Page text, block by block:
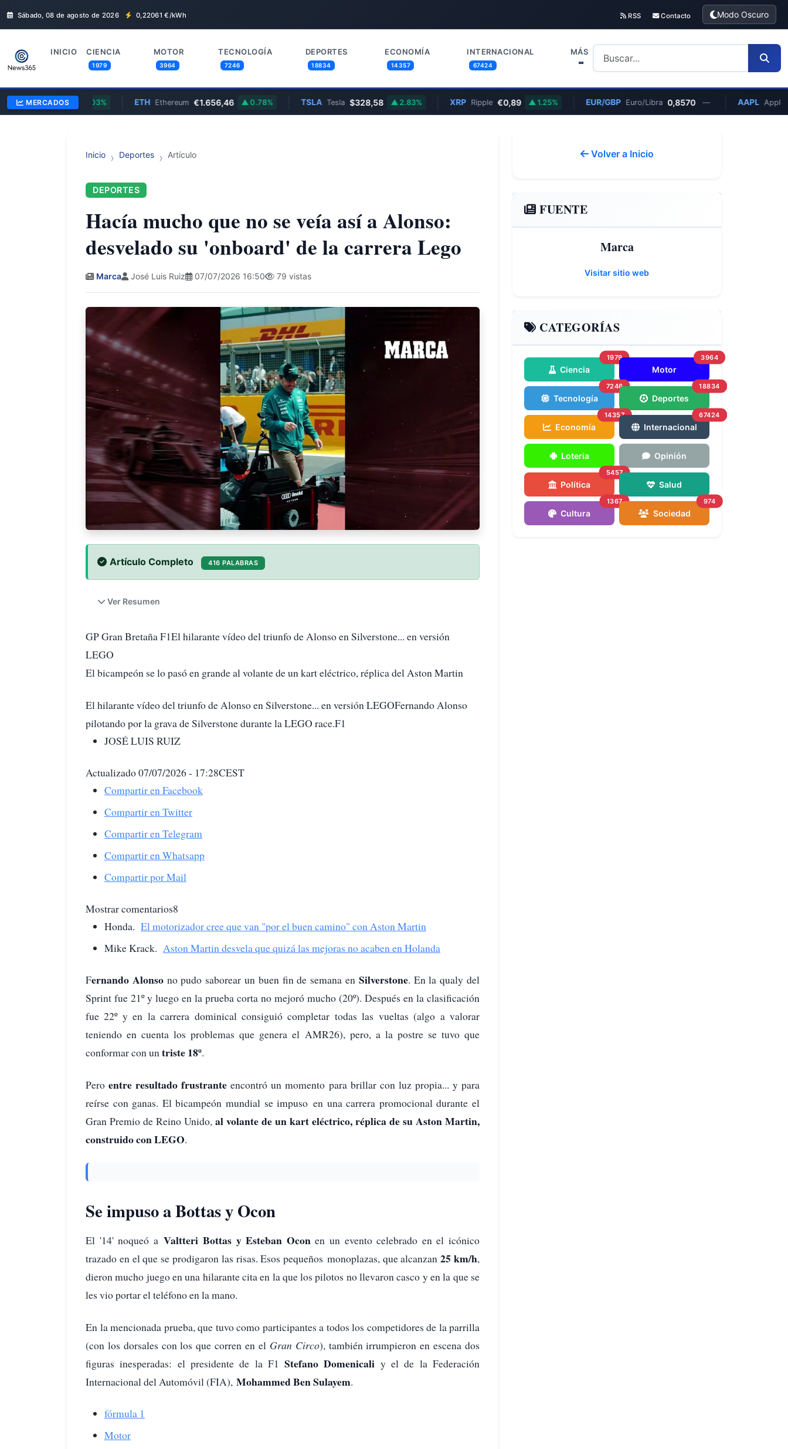
Sábado, 08 de agosto de 2026 0,22061 €/kWh RSS Contacto Modo Oscuro
INICIO CIENCIA
1979
MOTOR
3964
TECNOLOGÍA
7246
DEPORTES
18834
ECONOMÍA
14357
INTERNACIONAL
67424
MÁS
MERCADOS
$499,99 0.03% Ethereum €1.656,46 0.78% Tesla $328,58 2.83% Ripple €0,89 1.25% EUR/GBP Euro/Libra 0,8570 — Apple
Inicio Deportes Artículo
DEPORTES
Hacía mucho que no se veía así a Alonso:
desvelado su 'onboard' de la carrera Lego
Marca José Luis Ruiz 07/07/2026 16:50 79 vistas
Artículo Completo 416 PALABRAS
Ver Resumen
GP Gran Bretaña F1El hilarante vídeo del triunfo de Alonso en Silverstone... en versión
LEGO
El bicampeón se lo pasó en grande al volante de un kart eléctrico, réplica del Aston Martin
El hilarante vídeo del triunfo de Alonso en Silverstone... en versión LEGOFernando Alonso
pilotando por la grava de Silverstone durante la LEGO race.F1
JOSÉ LUIS RUIZ
Actualizado 07/07/2026 - 17:28CEST
Compartir en Facebook
Compartir en Twitter
Compartir en Telegram
Compartir en Whatsapp
Compartir por Mail
Mostrar comentarios8
Honda. El motorizador cree que van "por el buen camino" con Aston Martin
Mike Krack. Aston Martin desvela que quizá las mejoras no acaben en Holanda
Fernando Alonsono pudo saborear un buen fin de semana en Silverstone. En la qualy del
Sprint fue 21º y luego en la prueba corta no mejoró mucho (20º). Después en la clasificación
fue 22º y en la carrera dominical consiguió completar todas las vueltas (algo a valorar
teniendo en cuenta los problemas que genera el AMR26), pero, a la postre se tuvo que
conformar con untriste 18º.
Peroentre resultado frustrante encontró un momento para brillar con luz propia... y para
reírse con ganas. El bicampeón mundial se impuso en una carrera promocional durante el
Gran Premio de Reino Unido, al volante de un kart eléctrico, réplica de su Aston Martin,
construido con LEGO.
Se impuso a Bottas y Ocon
El '14' noqueó aValtteri Bottas y Esteban Oconen un evento celebrado en el icónico
trazado en el que se prodigaron las risas. Esos pequeños monoplazas, que alcanzan25 km/h,
dieron mucho juego en una hilarante cita en la que los pilotos no llevaron casco y en la que se
les vio portar el teléfono en la mano.
En la mencionada prueba, que tuvo como participantes a todos los competidores de la parrilla
(con los dorsales con los que corren en el Gran Circo), también irrumpieron en escena dos
figuras inesperadas: el presidente de la F1Stefano Domenicali y el de la Federación
Internacional del Automóvil (FIA), Mohammed Ben Sulayem.
fórmula 1
Motor
Volver a Inicio
FUENTE
Marca
Visitar sitio web
CATEGORÍAS
Ciencia
1979
Motor
3964
Tecnología
7246
Deportes
18834
Economía
14357
Internacional
67424
Loteria Opinión
Política
5457
Salud
Cultura
1367
Sociedad
974